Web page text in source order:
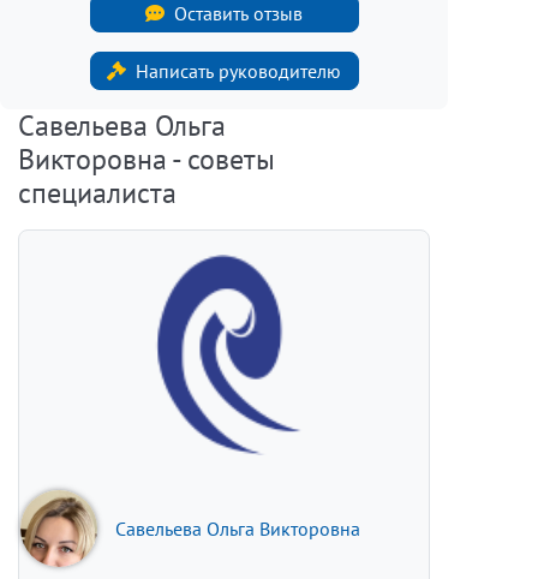
Оставить отзыв
Написать руководителю
Савельева Ольга
Викторовна - советы
специалиста
Савельева Ольга Викторовна